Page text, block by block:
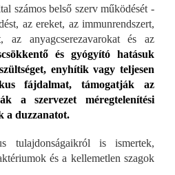
számos belső szerv működését -
az ereket, az immunrendszert,
az anyagcserezavarokat és az
és gyógyító hatásuk
enyhítik vagy teljesen
fájdalmat, támogatják az
a szervezet méregtelenítési
a duzzanatot.
tulajdonságaikról is ismertek,
és a kellemetlen szagok